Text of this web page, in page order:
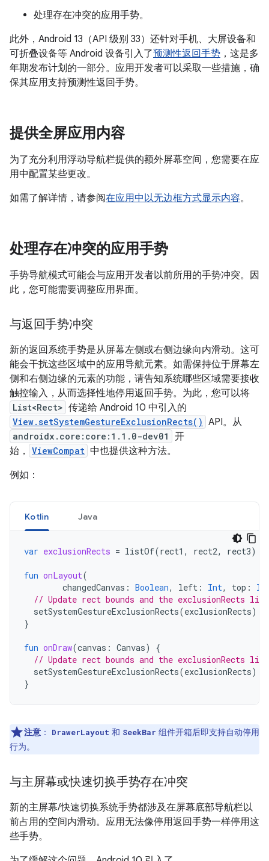
处理存在冲突的应用手势。
此外，Android 13（API 级别 33）还针对手机、大屏设备和
可折叠设备等 Android 设备引入了预测性返回手势 ，这是多
年期发布计划的一部分。应用开发者可以采取一些措施，确
保其应用支持预测性返回手势。
提供全屏应用内容
为了充分利用浮动导航栏提供的额外屏幕空间，您需要在应
用中配置某些更改。
如需了解详情，请参阅在应用中以无边框方式显示内容。
处理存在冲突的应用手势
手势导航模式可能会与应用开发者以前所用的手势冲突。因
此，您可能需要调整应用界面。
与返回手势冲突
新的返回系统手势是从屏幕左侧或右侧边缘向内滑动。这可
能会干扰这些区域中的应用导航元素。如需保持位于屏幕左
侧和右侧边缘的元素的功能，请告知系统哪些区域需要接收
触控输入，从而选择性地停用返回手势。为此，您可以将
List<Rect> 传递给 Android 10 中引入的
View.setSystemGestureExclusionRects() API。从
androidx.core:core:1.1.0-dev01
开
始，
ViewCompat 中也提供这种方法。
例如：
Kotlin Java
var exclusionRects = listOf(rect1 , rect2, rect3)
fun onLayout(
changedCanvas : Boolean, left : Int, top :
// Update rect bounds and the exclusionRects list
setSystemGestureExclusionRects(exclusionRects)
}
fun onDraw(canvas : Canvas)
{
// Update rect bounds and the exclusionRects list
setSystemGestureExclusionRects(exclusionRects)
}
注意 ： DrawerLayout 和 SeekBar 组件开箱后即支持自动停用
行为。
与主屏幕或快速切换手势存在冲突
新的主屏幕/快速切换系统手势都涉及在屏幕底部导航栏以
前占用的空间内滑动。应用无法像停用返回手势一样停用这
些手势。